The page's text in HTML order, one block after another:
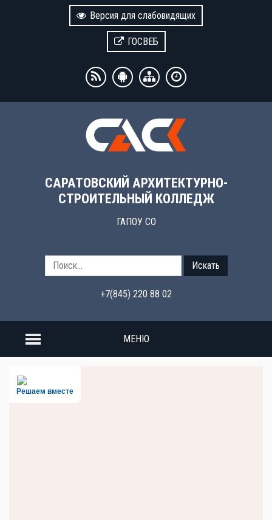
Версия для слабовидящих
ГОСВЕБ
САРАТОВСКИЙ АРХИТЕКТУРНО-
СТРОИТЕЛЬНЫЙ КОЛЛЕДЖ
ГАПОУ СО
Искать
+7(845) 220 88 02
МЕНЮ
Решаем вместе